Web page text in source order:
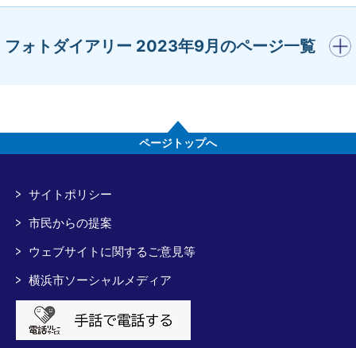
フォトダイアリー 2023年9月のページ一覧
開く
ページトップへ
サイトポリシー
市民からの提案
ウェブサイトに関するご意見等
横浜市ソーシャルメディア